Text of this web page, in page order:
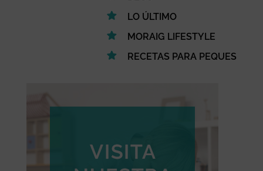
LO ÚLTIMO
MORAIG LIFESTYLE
RECETAS PARA PEQUES